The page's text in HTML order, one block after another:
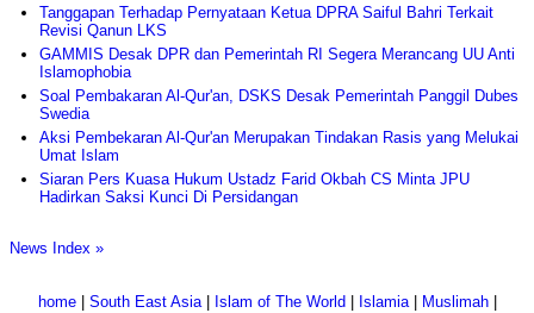
Tanggapan Terhadap Pernyataan Ketua DPRA Saiful Bahri Terkait
Revisi Qanun LKS
GAMMIS Desak DPR dan Pemerintah RI Segera Merancang UU Anti
Islamophobia
Soal Pembakaran Al-Qur'an, DSKS Desak Pemerintah Panggil Dubes
Swedia
Aksi Pembekaran Al-Qur'an Merupakan Tindakan Rasis yang Melukai
Umat Islam
Siaran Pers Kuasa Hukum Ustadz Farid Okbah CS Minta JPU
Hadirkan Saksi Kunci Di Persidangan
News Index »
home| South East Asia| Islam of The World Islamia| Muslimah|